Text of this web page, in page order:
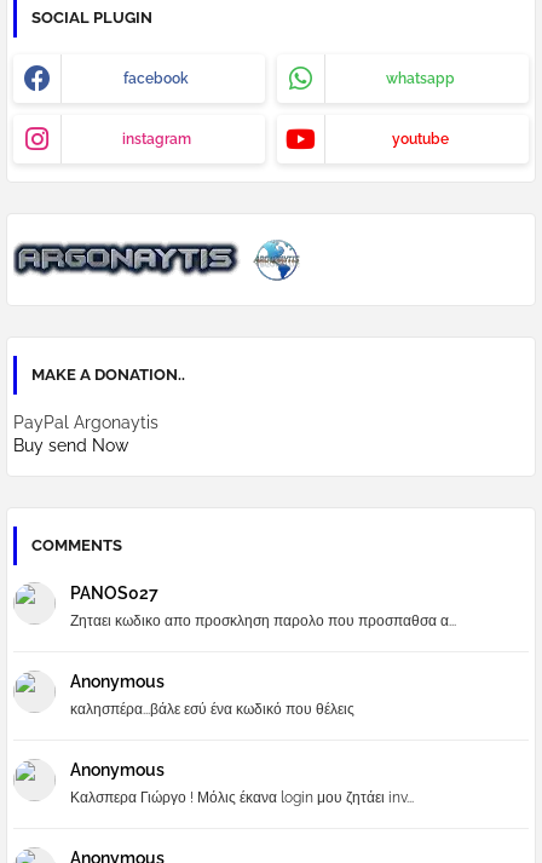
SOCIAL PLUGIN
facebook whatsapp
instagram youtube
MAKE A DONATION..
PayPal Argonaytis
Buy send Now
COMMENTS
PANOS027
Ζηταει κωδικο απο προσκληση παρολο που προσπαθσα α...
Anonymous
καλησπέρα...βάλε εσύ ένα κωδικό που θέλεις
Anonymous
Καλσπερα Γιώργο ! Μόλις έκανα login μου ζητάει inv...
Anonymous